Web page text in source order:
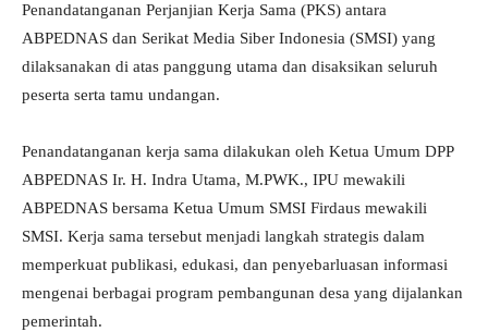
Penandatanganan Perjanjian Kerja Sama (PKS) antara
ABPEDNAS dan Serikat Media Siber Indonesia (SMSI) yang
dilaksanakan di atas panggung utama dan disaksikan seluruh
peserta serta tamu undangan.
Penandatanganan kerja sama dilakukan oleh Ketua Umum DPP
ABPEDNAS Ir. H. Indra Utama, M.PWK., IPU mewakili
ABPEDNAS bersama Ketua Umum SMSI Firdaus mewakili
SMSI. Kerja sama tersebut menjadi langkah strategis dalam
memperkuat publikasi, edukasi, dan penyebarluasan informasi
mengenai berbagai program pembangunan desa yang dijalankan
pemerintah.